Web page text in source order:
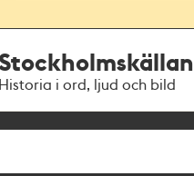
Historia i ord, ljud och bild